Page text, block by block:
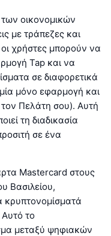
οικονομικών
με τράπεζες και
χρήστες μπορούν να
Tap και να
σε διαφορετικά
μόνο εφαρμογή και
τον Πελάτη σου). Αυτή
τη διαδικασία
σε ένα
Mastercard στους
Βασιλείου,
κρυπτονομίσματά
το
μεταξύ ψηφιακών